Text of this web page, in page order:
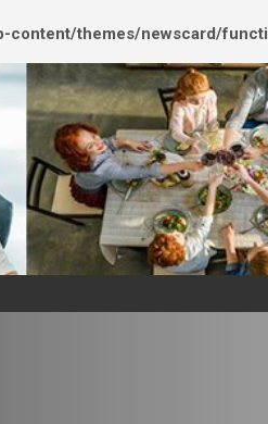
content/themes/newscard/